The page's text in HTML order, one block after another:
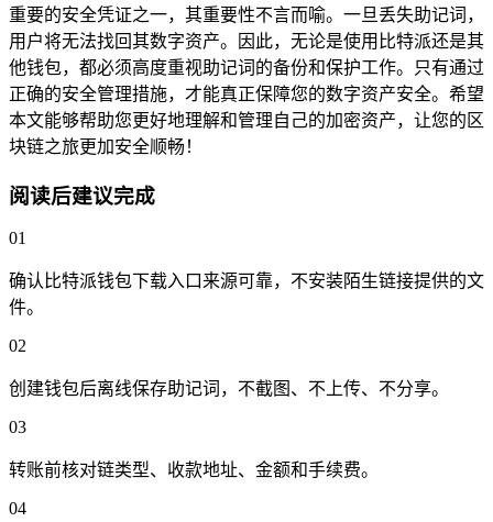
重要的安全凭证之一，其重要性不言而喻。一旦丢失助记词，
用户将无法找回其数字资产。因此，无论是使用比特派还是其
他钱包，都必须高度重视助记词的备份和保护工作。只有通过
正确的安全管理措施，才能真正保障您的数字资产安全。希望
本文能够帮助您更好地理解和管理自己的加密资产，让您的区
块链之旅更加安全顺畅！
阅读后建议完成
01
确认比特派钱包下载入口来源可靠，不安装陌生链接提供的文
件。
02
创建钱包后离线保存助记词，不截图、不上传、不分享。
03
转账前核对链类型、收款地址、金额和手续费。
04